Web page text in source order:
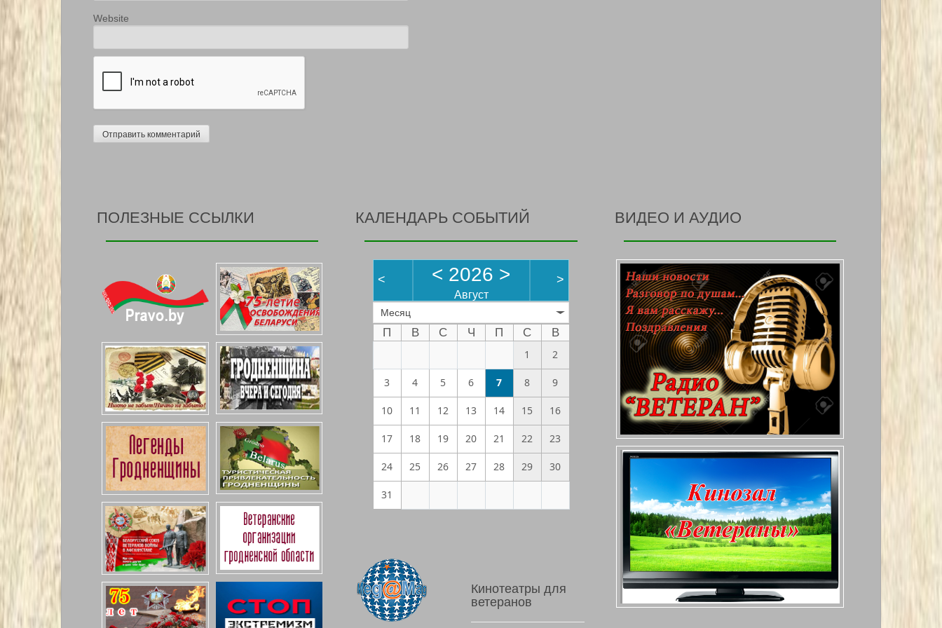
Website
ПОЛЕЗНЫЕ ССЫЛКИ КАЛЕНДАРЬ СОБЫТИЙ
< < 2026 >
Август
>
Месяц
П В С Ч П С
В
1
2
3 4 5 6 7 8 9
10 11 12 13 14 15 16
17 18 19 20 21 22 23
24 25 26 27 28 29 30
31
Кинотеатры для
ветеранов
ВИДЕО И АУДИО